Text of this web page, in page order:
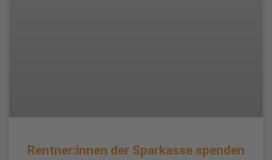
Rentner:innen der Sparkasse spenden